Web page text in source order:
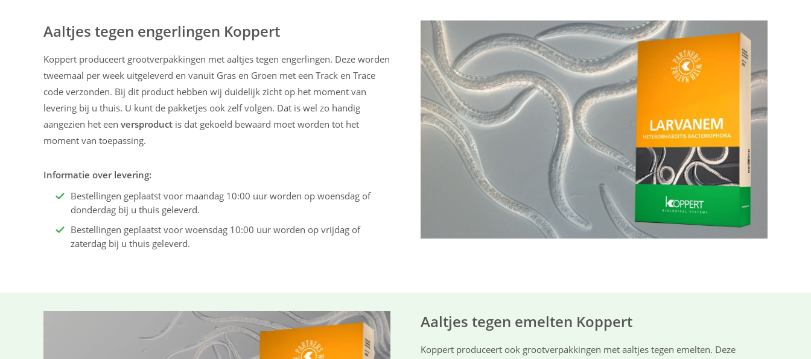
Aaltjes tegen engerlingen Koppert
Koppert produceert grootverpakkingen met aaltjes tegen engerlingen. Deze worden
tweemaal per week uitgeleverd en vanuit Gras en Groen met een Track en Trace
code verzonden. Bij dit product hebben wij duidelijk zicht op het moment van
levering bij u thuis. U kunt de pakketjes ook zelf volgen. Dat is wel zo handig
aangezien het een versproduct is dat gekoeld bewaard moet worden tot het
moment van toepassing.
Informatie over levering:
Bestellingen geplaatst voor maandag 10:00 uur worden op woensdag of
donderdag bij u thuis geleverd.
Bestellingen geplaatst voor woensdag 10:00 uur worden op vrijdag of
zaterdag bij u thuis geleverd.
Aaltjes tegen emelten Koppert
Koppert produceert ook grootverpakkingen met aaltjes tegen emelten. Deze